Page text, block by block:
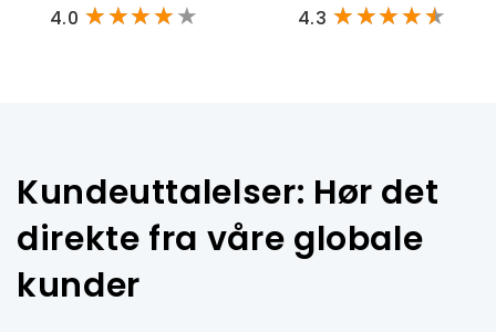
4.0 4.3
Kundeuttalelser: Hør det
direkte fra våre globale
kunder